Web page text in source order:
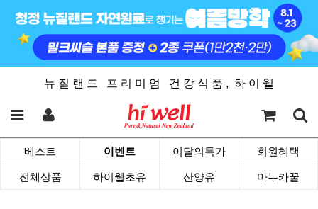
뉴 질 랜 드 프 리 미 엄 건 강 식 품 , 하 이 웰
베스트 이벤트 이달의특가 회원혜택
전체상품 하이웰초유 산양유 마누카꿀